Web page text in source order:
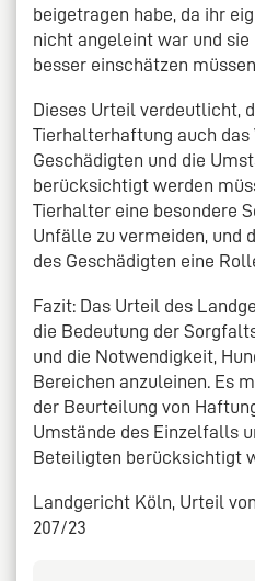
beigetragen habe, da ihr
nicht angeleint war und
besser einschätzen müssen.
Dieses Urteil verdeutlicht,
Tierhalterhaftung auch das
Geschädigten und die
berücksichtigt werden
Tierhalter eine besondere
Unfälle zu vermeiden, und
des Geschädigten eine
Fazit: Das Urteil des
die Bedeutung der
und die Notwendigkeit,
Bereichen anzuleinen. Es
der Beurteilung von
Umstände des Einzelfalls
Beteiligten berücksichtigt
Landgericht Köln, Urteil
207/23